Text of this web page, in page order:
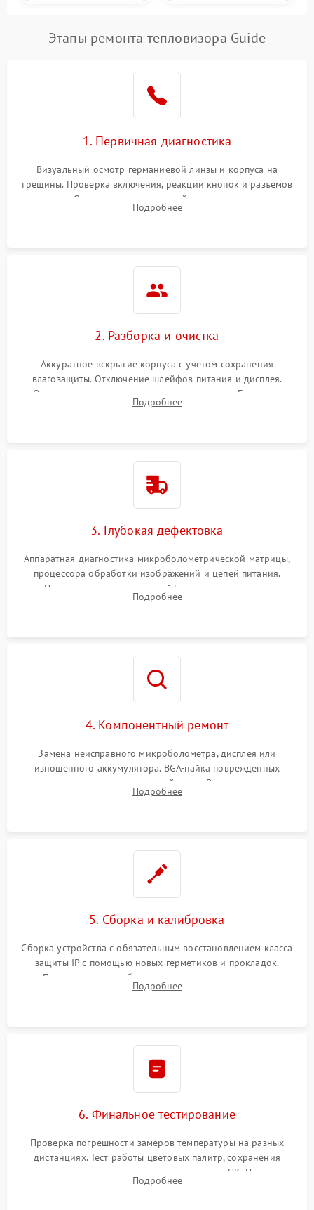
Этапы ремонта тепловизора Guide
1. Первичная диагностика
Визуальный осмотр германиевой линзы и корпуса на
трещины. Проверка включения, реакции кнопок и разъемов
зарядки. Оценка вывода тепловой сигнатуры на экран,
проверка базовых функций и считывание системных
Подробнее
2. Разборка и очистка
Аккуратное вскрытие корпуса с учетом сохранения
влагозащиты. Отключение шлейфов питания и дисплея.
Очистка внутренних плат от окислов и пыли. Бережная
обработка германиевого объектива специализированными
Подробнее
3. Глубокая дефектовка
Аппаратная диагностика микроболометрической матрицы,
процессора обработки изображений и цепей питания.
Проверка целостности шлейфов, модуля памяти и
интерфейсов связи. Выявление сгоревших SMD-компонентов
Подробнее
4. Компонентный ремонт
Замена неисправного микроболометра, дисплея или
изношенного аккумулятора. BGA-пайка поврежденных
контроллеров на материнской плате. Восстановление
разъемов и кнопок, замена поврежденных элементов
Подробнее
5. Сборка и калибровка
Сборка устройства с обязательным восстановлением класса
защиты IP с помощью новых герметиков и прокладок.
Программная калибровка матрицы по эталонному
абсолютно черному телу для точного измерения температур.
Подробнее
6. Финальное тестирование
Проверка погрешности замеров температуры на разных
дистанциях. Тест работы цветовых палитр, сохранения
термограмм в память и передачи данных на ПК. Проверка
автономности работы и итоговый контроль качества.
Подробнее